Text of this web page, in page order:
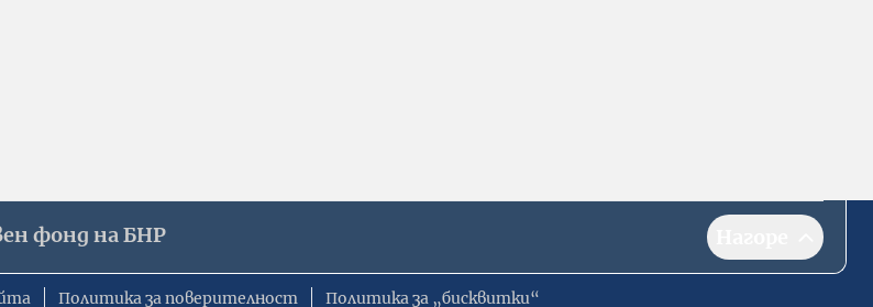
фонд на БНР
Политика за поверителност Политика за „бисквитки“